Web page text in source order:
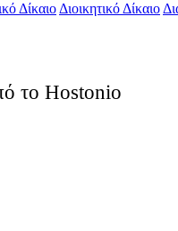
Δίκαιο Διοικητικό Δίκαιο
το Hostonio